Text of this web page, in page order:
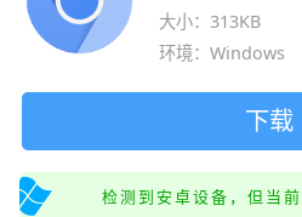
大小：313KB
环境：Windows
下载
检测到安卓设备，但当